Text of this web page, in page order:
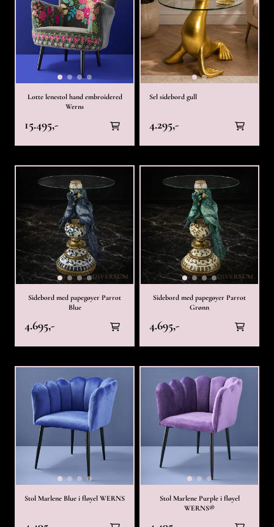
Lotte lenestol hand embroidered
Werns
15.495,-
Sel sidebord gull
4.295,-
Sidebord med papegøyer Parrot
Blue
4.695,-
Sidebord med papegøyer Parrot
Grønn
4.695,-
Stol Marlene Blue i fløyel WERNS
Stol Marlene Purple i fløyel
WERNS®